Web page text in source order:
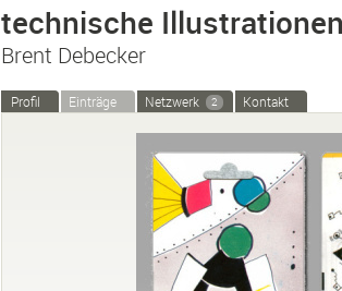
technische
Brent Debecker
Profil Einträge Netzwerk 2 Kontakt